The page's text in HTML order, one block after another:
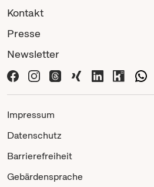
Kontakt
Presse
Newsletter
Impressum
Datenschutz
Barrierefreiheit
Gebärdensprache